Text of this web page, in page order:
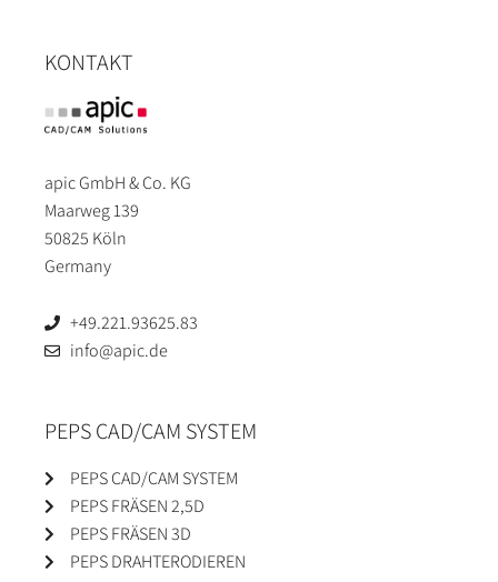
KONTAKT
apic GmbH & Co. KG
Maarweg 139
50825 Köln
Germany
+49.221.93625.83
info@apic.de
PEPS CAD/CAM SYSTEM
PEPS CAD/CAM SYSTEM
PEPS FRÄSEN 2,5D
PEPS FRÄSEN 3D
PEPS DRAHTERODIEREN